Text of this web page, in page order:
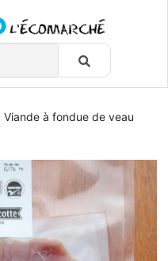
Viande à fondue de veau